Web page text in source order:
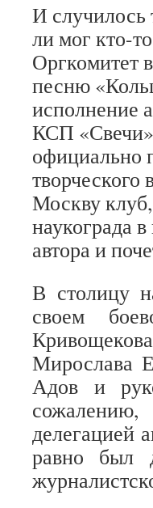
И случилось
ли мог кто-
Оргкомитет
песню
исполнение
КСП
официально
творческого
Москву
наукограда в
автора и
В столицу
своем
Мирослава
Адов и
сожалению,
делегацией
равно был